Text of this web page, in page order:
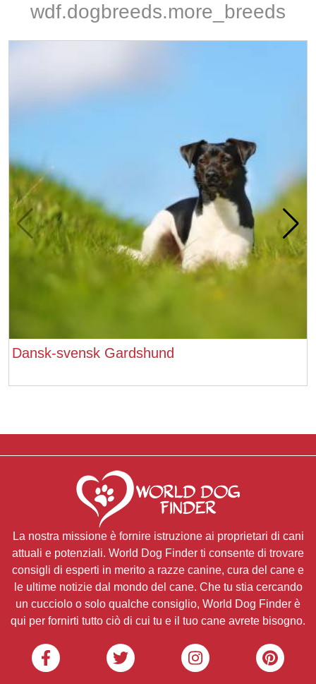
wdf.dogbreeds.more_breeds
Dansk-svensk Gardshund
La nostra missione è fornire istruzione ai proprietari di cani
attuali e potenziali. World Dog Finder ti consente di trovare
consigli di esperti in merito a razze canine, cura del cane e
le ultime notizie dal mondo del cane. Che tu stia cercando
un cucciolo o solo qualche consiglio, World Dog Finder è
qui per fornirti tutto ciò di cui tu e il tuo cane avrete bisogno.